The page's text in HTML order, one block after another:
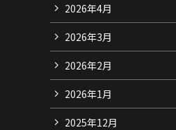
2026年4月
2026年3月
2026年2月
2026年1月
2025年12月